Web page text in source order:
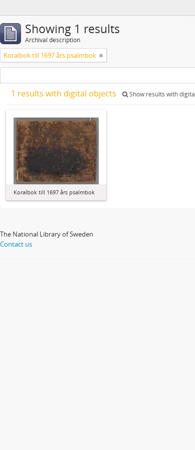
Showing 1 results
Archival description
Koralbok till 1697 års psalmbok
1 results with digital objects Show results with
Koralbok till 1697 års psalmbok
The National Library of Sweden
Contact us